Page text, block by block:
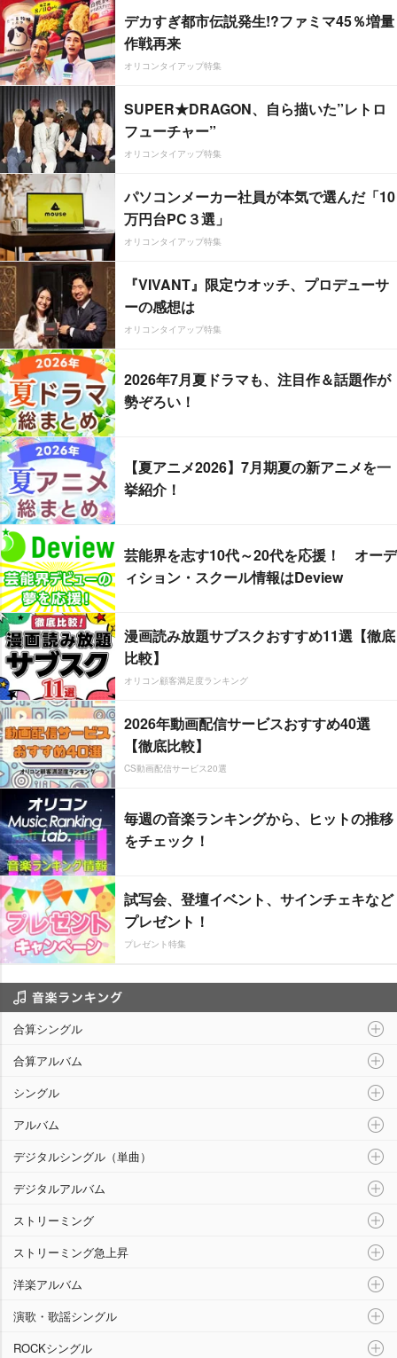
デカすぎ都市伝説発生!?ファミマ45％増量
作戦再来
オリコンタイアップ特集
SUPER★DRAGON、自ら描いた”レトロ
フューチャー”
オリコンタイアップ特集
パソコンメーカー社員が本気で選んだ「10
万円台PC３選」
オリコンタイアップ特集
『VIVANT』限定ウオッチ、プロデューサ
ーの感想は
オリコンタイアップ特集
2026年7月夏ドラマも、注目作＆話題作が
勢ぞろい！
【夏アニメ2026】7月期夏の新アニメを一
挙紹介！
芸能界を志す10代～20代を応援！ オーデ
ィション・スクール情報はDeview
漫画読み放題サブスクおすすめ11選【徹底
比較】
オリコン顧客満足度ランキング
2026年動画配信サービスおすすめ40選
【徹底比較】
CS動画配信サービス20選
毎週の音楽ランキングから、ヒットの推移
をチェック！
試写会、登壇イベント、サインチェキなど
プレゼント！
プレゼント特集
合算シングル
合算アルバム
シングル
アルバム
デジタルシングル（単曲）
デジタルアルバム
ストリーミング
ストリーミング急上昇
洋楽アルバム
演歌・歌謡シングル
ROCKシングル